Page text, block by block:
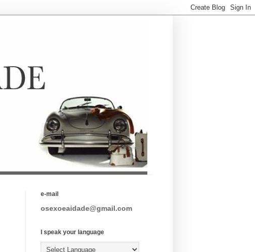
e-mail
osexoeaidade@gmail.com
I speak your language